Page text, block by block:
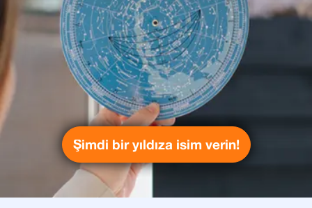
Şimdi bir yıldıza isim verin!